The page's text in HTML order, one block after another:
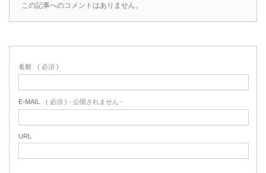
この記事へのコメントはありません。
名前 ( 必須 )
E-MAIL ( 必須 ) - 公開されません -
URL